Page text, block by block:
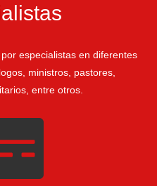
especialistas en diferentes
ministros, pastores,
entre otros.